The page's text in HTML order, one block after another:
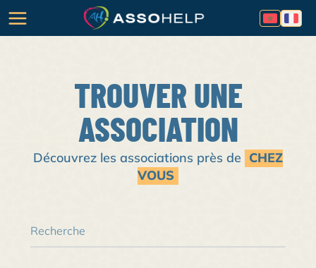
TROUVER UNE
ASSOCIATION
Découvrez les associations près de CHEZ
VOUS